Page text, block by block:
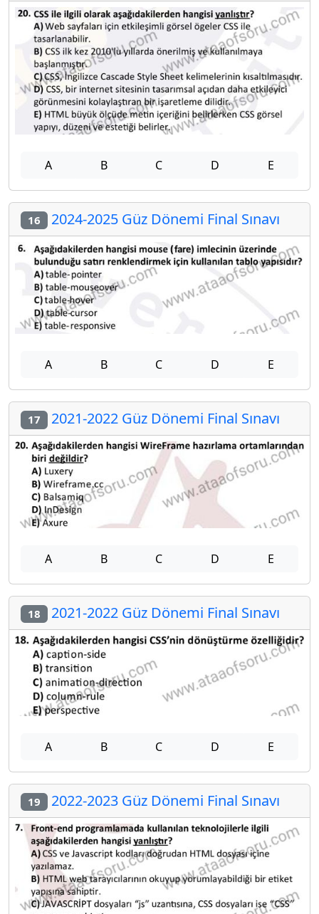
A B C D E
16 2024-2025 Güz Dönemi Final Sınavı
A B C D E
17 2021-2022 Güz Dönemi Final Sınavı
A B C D E
18 2021-2022 Güz Dönemi Final Sınavı
A B C D E
19 2022-2023 Güz Dönemi Final Sınavı